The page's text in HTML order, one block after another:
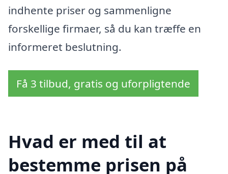
indhente priser og sammenligne
forskellige firmaer, så du kan træffe en
informeret beslutning.
Få 3 tilbud, gratis og uforpligtende
Hvad er med til at
bestemme prisen på